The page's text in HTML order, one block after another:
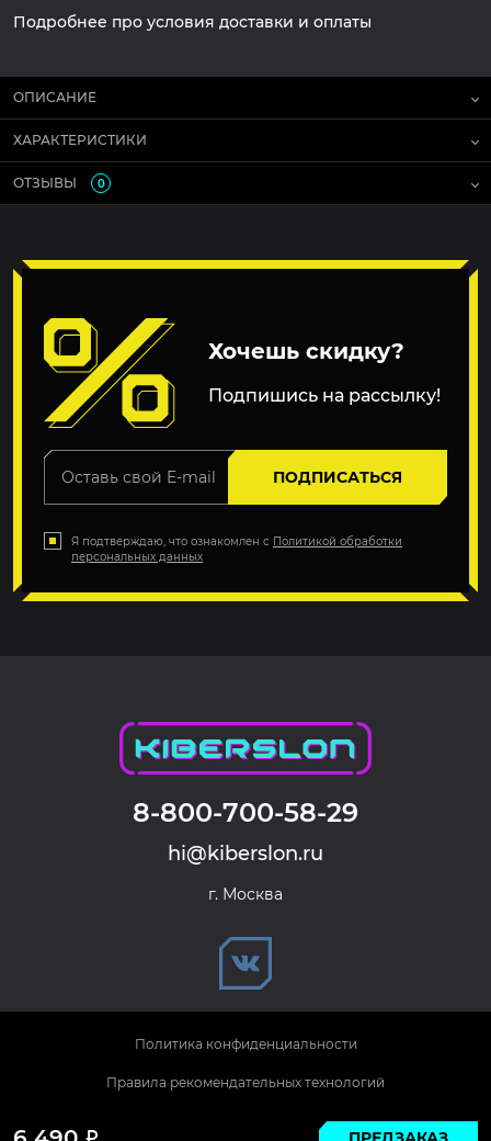
Подробнее про условия доставки и оплаты
Р
ОПИСАНИЕ
ХАРАКТЕРИСТИКИ
ОТЗЫВЫ 0
Хочешь скидку?
Подпишись на рассылку!
ПОДПИСАТЬСЯ
Я подтверждаю, что ознакомлен с Политикой обработки
персональных данных
8-800-700-58-29
hi@kiberslon.ru
г. Москва
© 2026 KIBERSLON. Все права защищены.
Политика конфиденциальности
Правила рекомендательных технологий